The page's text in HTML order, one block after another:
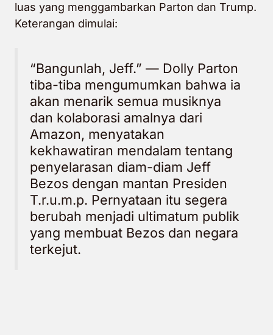
luas yang menggambarkan Parton dan Trump.
Keterangan dimulai:
“Bangunlah, Jeff.” — Dolly Parton
tiba-tiba mengumumkan bahwa ia
akan menarik semua musiknya
dan kolaborasi amalnya dari
Amazon, menyatakan
kekhawatiran mendalam tentang
penyelarasan diam-diam Jeff
Bezos dengan mantan Presiden
T.r.u.m.p. Pernyataan itu segera
berubah menjadi ultimatum publik
yang membuat Bezos dan negara
terkejut.